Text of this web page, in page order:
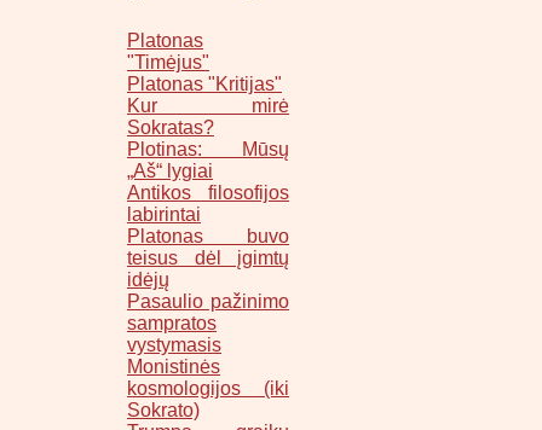
Platonas
"Timėjus"
Platonas "Kritijas"
Kur mirė
Sokratas?
Plotinas: Mūsų
„Aš“ lygiai
Antikos filosofijos
labirintai
Platonas buvo
teisus dėl įgimtų
idėjų
Pasaulio pažinimo
sampratos
vystymasis
Monistinės
kosmologijos (iki
Sokrato)